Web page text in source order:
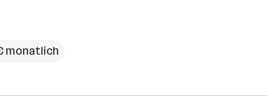
monatlich